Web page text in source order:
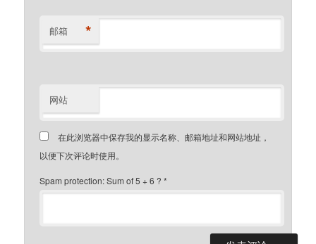
邮箱 *
网站
在此浏览器中保存我的显示名称、邮箱地址和网站地址，
以便下次评论时使用。
Spam protection: Sum of 5 + 6 ? *